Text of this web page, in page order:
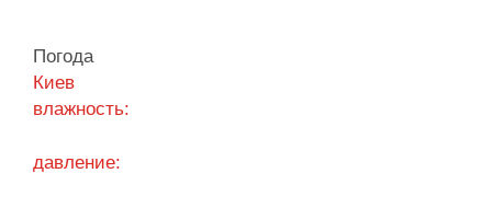
старту опалювального сезону …
Погода
Киев
влажность:
давление: